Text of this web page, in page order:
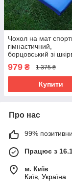
Чохол на мат
гімнастичний,
борцовський зі
100х100х10см
(OF-0239) Синій
979 ₴ 1 375 ₴
Купити
Про нас
99%
Працює з
м. Київ
Київ, Україна